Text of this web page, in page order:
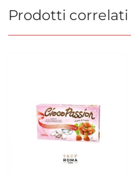
Prodotti correlati